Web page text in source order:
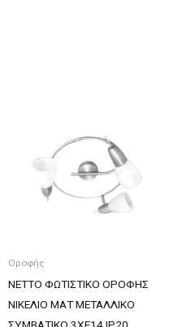
Οροφής
NETTO ΦΩΤΙΣΤΙΚΟ ΟΡΟΦΗΣ
ΝΙΚΕΛΙΟ ΜΑΤ ΜΕΤΑΛΛΙΚΟ